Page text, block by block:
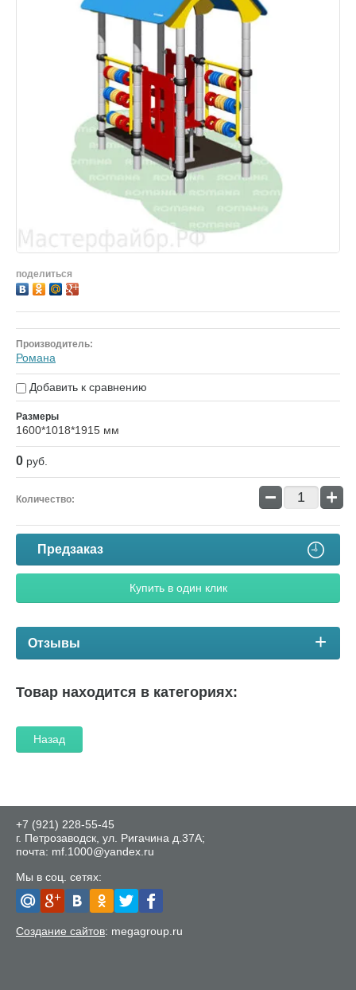
поделиться
Производитель:
Романа
Добавить к сравнению
Размеры
1600*1018*1915 мм
0 руб.
Количество: − +
Предзаказ
Купить в один клик
Отзывы
Товар находится в категориях:
Назад
+7 (921) 228-55-45
г. Петрозаводск, ул. Ригачина д.37А;
почта: mf.1000@yandex.ru
Мы в соц. сетях:
Создание сайтов: megagroup.ru